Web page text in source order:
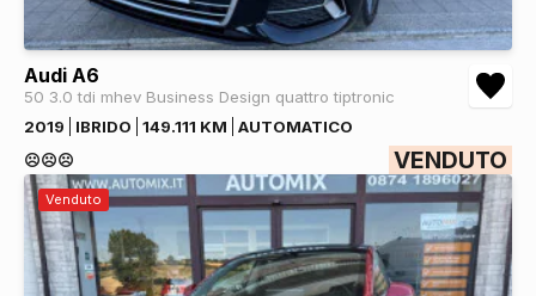
Audi A6
50 3.0 tdi mhev Business Design quattro tiptronic
2019
IBRIDO 149.111 KM
AUTOMATICO
☹️☹️☹️
VENDUTO
Venduto